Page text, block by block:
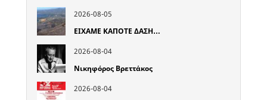
2026-08-05
ΕΙΧΑΜΕ ΚΑΠΟΤΕ ΔΑΣΗ…
2026-08-04
Νικηφόρος Βρεττάκος
2026-08-04